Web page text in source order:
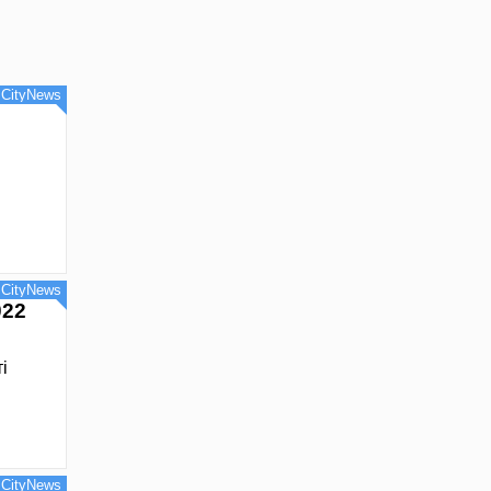
CityNews
CityNews
CityNews